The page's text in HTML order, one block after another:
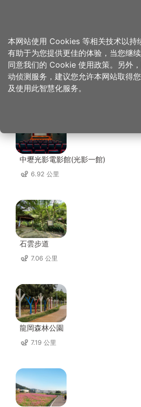
首页 > 想去的地方 > 美食、购物 > 异风堂
异风堂 周边景
中壢光影電影館(光影一館)
6.92 公里
石雲步道
7.06 公里
龍岡森林公園
7.19 公里
本网站使用 Cookies 等相关技术以持
有助于为您提供更佳的体验，当您继
同意我们的 Cookie 使用政策。另外
动侦测服务，建议您允许本网站取得
及使用此智慧化服务。